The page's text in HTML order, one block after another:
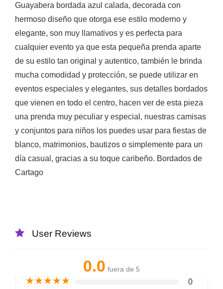
‎Guayabera bordada azul calada, decorada con
hermoso diseño que otorga ese estilo moderno y
elegante, son muy llamativos y es perfecta para
cualquier evento ya que esta pequeña prenda aparte
de su estilo tan original y autentico, también le brinda
mucha comodidad y protección, se puede utilizar en
eventos especiales y elegantes, sus detalles bordados
que vienen en todo el centro, hacen ver de esta pieza
una prenda muy peculiar y especial, nuestras camisas
y conjuntos para niños los puedes usar para fiestas de
blanco, matrimonios, bautizos o simplemente para un
día casual, gracias a su toque caribeño. Bordados de
Cartago
User Reviews
0.0 fuera de 5
★★★★★ 0